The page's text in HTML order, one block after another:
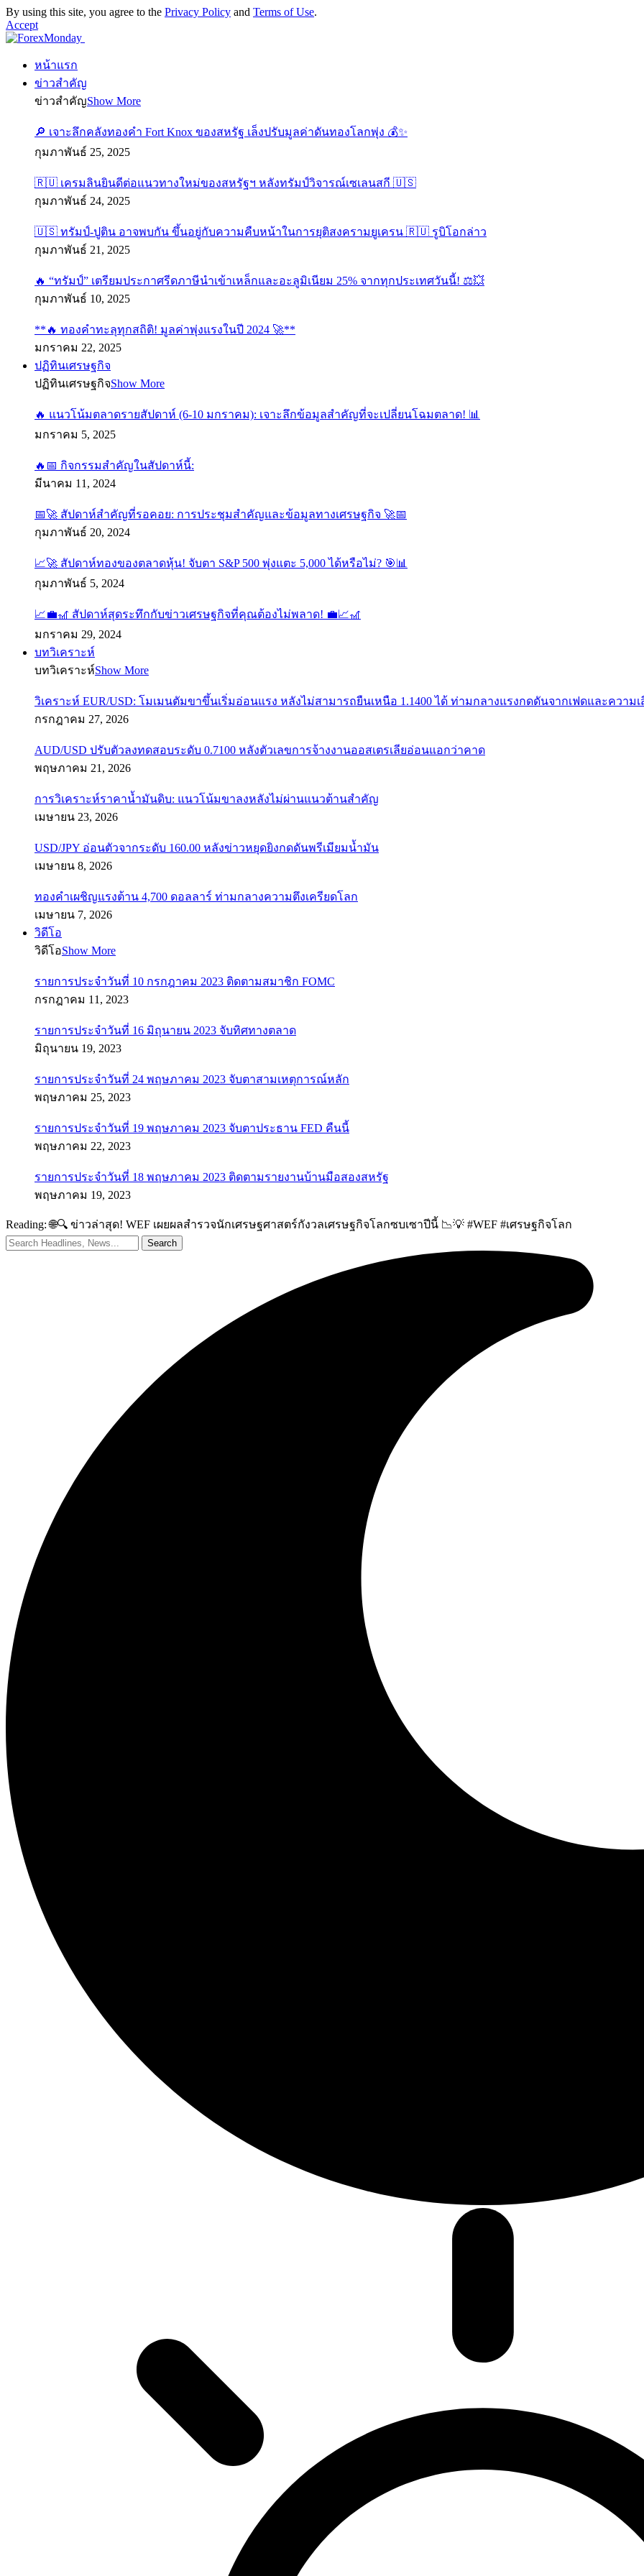
By using this site, you agree to the Privacy Policy and Terms of Use.
Accept
หน้าแรก
ข่าวสำคัญ
ข่าวสำคัญShow More
🔎 เจาะลึกคลังทองคำ Fort Knox ของสหรัฐ เล็งปรับมูลค่าดันทองโลกพุ่ง 💰✨
กุมภาพันธ์ 25, 2025
🇷🇺 เครมลินยินดีต่อแนวทางใหม่ของสหรัฐฯ หลังทรัมป์วิจารณ์เซเลนสกี 🇺🇸
กุมภาพันธ์ 24, 2025
🇺🇸 ทรัมป์-ปูติน อาจพบกัน ขึ้นอยู่กับความคืบหน้าในการยุติสงครามยูเครน 🇷🇺 รูบิโอกล่าว
กุมภาพันธ์ 21, 2025
🔥 “ทรัมป์” เตรียมประกาศรีดภาษีนำเข้าเหล็กและอะลูมิเนียม 25% จากทุกประเทศวันนี้! ⚖️💥
กุมภาพันธ์ 10, 2025
**🔥 ทองคำทะลุทุกสถิติ! มูลค่าพุ่งแรงในปี 2024 🚀**
มกราคม 22, 2025
ปฏิทินเศรษฐกิจ
ปฏิทินเศรษฐกิจShow More
🔥 แนวโน้มตลาดรายสัปดาห์ (6-10 มกราคม): เจาะลึกข้อมูลสำคัญที่จะเปลี่ยนโฉมตลาด! 📊
มกราคม 5, 2025
🔥📅 กิจกรรมสำคัญในสัปดาห์นี้:
มีนาคม 11, 2024
📅🚀 สัปดาห์สำคัญที่รอคอย: การประชุมสำคัญและข้อมูลทางเศรษฐกิจ 🚀📅
กุมภาพันธ์ 20, 2024
📈🚀 สัปดาห์ทองของตลาดหุ้น! จับตา S&P 500 พุ่งแตะ 5,000 ได้หรือไม่? 🎯📊
กุมภาพันธ์ 5, 2024
📈💼🎢 สัปดาห์สุดระทึกกับข่าวเศรษฐกิจที่คุณต้องไม่พลาด! 💼📈🎢
มกราคม 29, 2024
บทวิเคราะห์
บทวิเคราะห์Show More
วิเคราะห์ EUR/USD: โมเมนตัมขาขึ้นเริ่มอ่อนแรง หลังไม่สามารถยืนเหนือ 1.1400 ได้ ท่ามกลางแรงกดดันจากเฟดและความ
กรกฎาคม 27, 2026
AUD/USD ปรับตัวลงทดสอบระดับ 0.7100 หลังตัวเลขการจ้างงานออสเตรเลียอ่อนแอกว่าคาด
พฤษภาคม 21, 2026
การวิเคราะห์ราคาน้ำมันดิบ: แนวโน้มขาลงหลังไม่ผ่านแนวต้านสำคัญ
เมษายน 23, 2026
USD/JPY อ่อนตัวจากระดับ 160.00 หลังข่าวหยุดยิงกดดันพรีเมียมน้ำมัน
เมษายน 8, 2026
ทองคำเผชิญแรงต้าน 4,700 ดอลลาร์ ท่ามกลางความตึงเครียดโลก
เมษายน 7, 2026
วิดีโอ
วิดีโอShow More
รายการประจำวันที่ 10 กรกฎาคม 2023 ติดตามสมาชิก FOMC
กรกฎาคม 11, 2023
รายการประจำวันที่ 16 มิถุนายน 2023 จับทิศทางตลาด
มิถุนายน 19, 2023
รายการประจำวันที่ 24 พฤษภาคม 2023 จับตาสามเหตุการณ์หลัก
พฤษภาคม 25, 2023
รายการประจำวันที่ 19 พฤษภาคม 2023 จับตาประธาน FED คืนนี้
พฤษภาคม 22, 2023
รายการประจำวันที่ 18 พฤษภาคม 2023 ติดตามรายงานบ้านมือสองสหรัฐ
พฤษภาคม 19, 2023
Reading: 🌐🔍 ข่าวล่าสุด! WEF เผยผลสำรวจนักเศรษฐศาสตร์กังวลเศรษฐกิจโลกซบเซาปีนี้ 📉💡 #WEF #เศรษฐกิจโลก